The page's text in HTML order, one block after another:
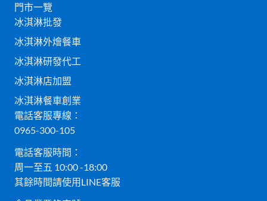
門市一覽
冰淇淋批發
冰淇淋外燴餐車
冰淇淋研發代工
冰淇淋店加盟
冰淇淋餐車創業
電話客服專線：
0965-300-105
電話客服時間：
周一至五 10:00 -18:00
其餘時間請使用LINE客服